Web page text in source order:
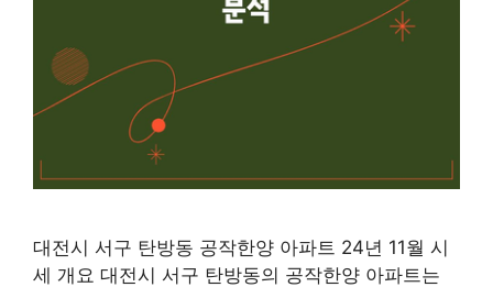
대전시 서구 탄방동 공작한양 아파트 24년 11월 시
세 개요 대전시 서구 탄방동의 공작한양 아파트는